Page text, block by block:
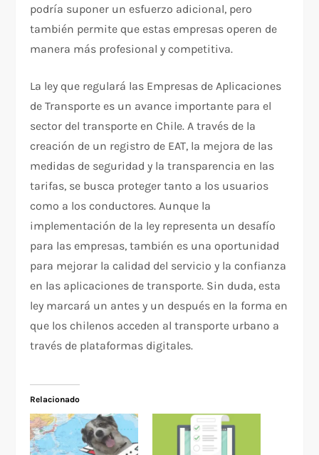
podría suponer un esfuerzo adicional, pero
también permite que estas empresas operen de
manera más profesional y competitiva.
La ley que regulará las Empresas de Aplicaciones
de Transporte es un avance importante para el
sector del transporte en Chile. A través de la
creación de un registro de EAT, la mejora de las
medidas de seguridad y la transparencia en las
tarifas, se busca proteger tanto a los usuarios
como a los conductores. Aunque la
implementación de la ley representa un desafío
para las empresas, también es una oportunidad
para mejorar la calidad del servicio y la confianza
en las aplicaciones de transporte. Sin duda, esta
ley marcará un antes y un después en la forma en
que los chilenos acceden al transporte urbano a
través de plataformas digitales.
Relacionado